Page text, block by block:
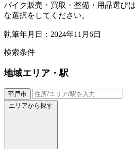
バイク販売・買取・整備・用品選び
な選択をしてください。
執筆年月日：2024年11月6日
検索条件
地域エリア・駅
平戸市
エリアから探す